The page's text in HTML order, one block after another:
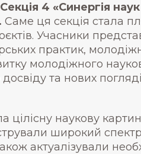
Секція 4 «Синергія
Саме ця секція стала
Учасники
практик,
молодіжного
та нових
цілісну наукову
широкий спектр
актуалізували